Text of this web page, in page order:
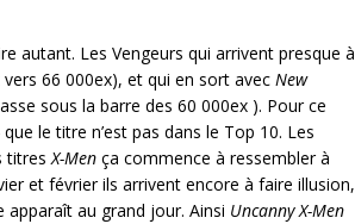
autant. Les Vengeurs qui arrivent presque à
66 000ex), et qui en sort avec New
sous la barre des 60 000ex ). Pour ce
le titre n’est pas dans le Top 10. Les
titresX-Men ça commence à ressembler à
et février ils arrivent encore à faire illusion,
apparaît au grand jour. Ainsi Uncanny X-Men